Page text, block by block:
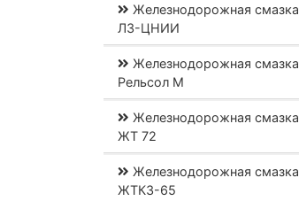
Железнодорожная смазка
ЛЗ-ЦНИИ
Железнодорожная смазка
Рельсол М
Железнодорожная смазка
ЖТ 72
Железнодорожная смазка
ЖТКЗ-65